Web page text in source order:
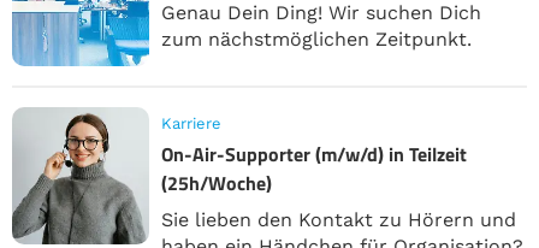
Genau Dein Ding! Wir suchen Dich
zum nächstmöglichen Zeitpunkt.
Karriere
On-Air-Supporter (m/w/d) in Teilzeit
(25h/Woche)
Sie lieben den Kontakt zu Hörern und